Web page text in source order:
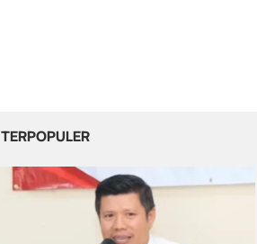
TERPOPULER